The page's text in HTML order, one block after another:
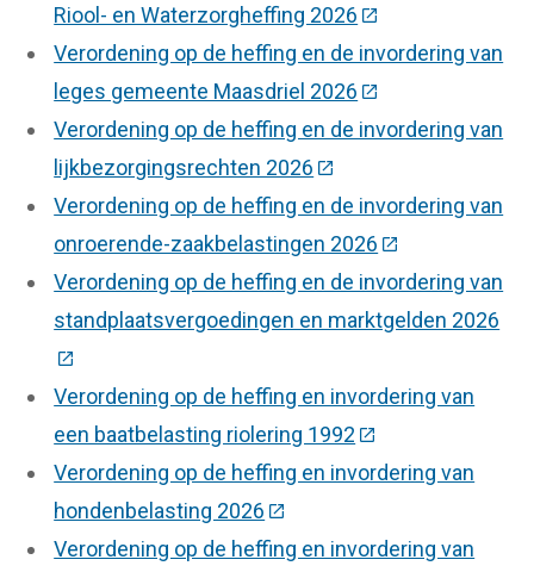
Riool- en Waterzorgheffing 2026 (Deze link gaat
Verordening op de heffing en de invordering van
leges gemeente Maasdriel 2026 (Deze link gaat
Verordening op de heffing en de invordering van
lijkbezorgingsrechten 2026 (Deze link gaat naar
Verordening op de heffing en de invordering van
onroerende-zaakbelastingen 2026 (Deze link gaat
Verordening op de heffing en de invordering van
standplaatsvergoedingen en marktgelden 2026
(Deze link gaat naar een externe website)
Verordening op de heffing en invordering van
een baatbelasting riolering 1992 (Deze link gaat
Verordening op de heffing en invordering van
hondenbelasting 2026 (Deze link gaat naar een
Verordening op de heffing en invordering van